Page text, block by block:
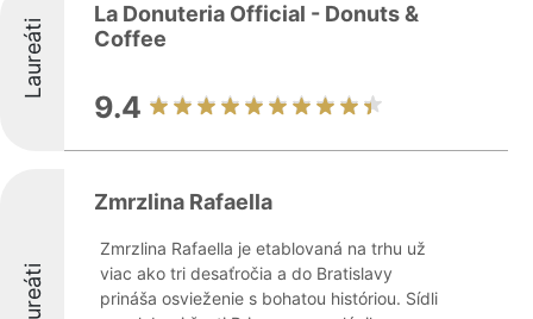
Laureáti
La Donuteria Official - Donuts &
Coffee
9.4
Zmrzlina Rafaella
Zmrzlina Rafaella je etablovaná na trhu už
viac ako tri desaťročia a do Bratislavy
prináša osvieženie s bohatou históriou. Sídli